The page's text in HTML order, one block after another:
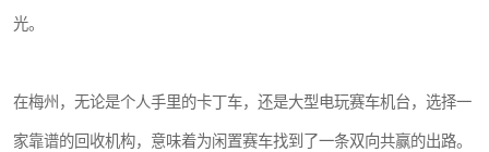
光。
在梅州，无论是个人手里的卡丁车，还是大型电玩赛车机台，选择一
家靠谱的回收机构，意味着为闲置赛车找到了一条双向共赢的出路。